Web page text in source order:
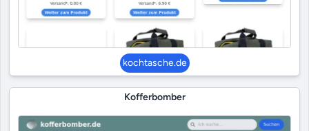
kochtasche.de
Kofferbomber